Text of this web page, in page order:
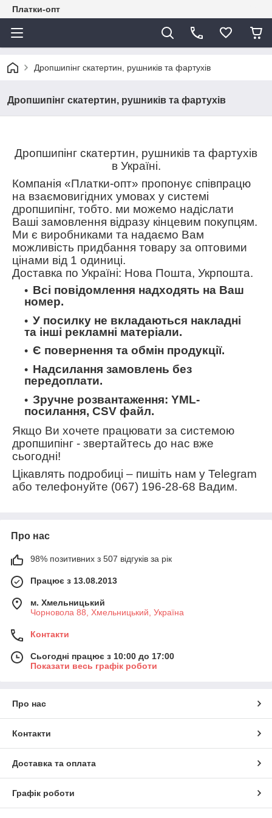
Платки-опт
Дропшипінг скатертин, рушників та фартухів
Дропшипінг скатертин, рушників та фартухів
Дропшипінг скатертин, рушників та фартухів
в Україні.
Компанія «Платки-опт» пропонує співпрацю
на взаємовигідних умовах у системі
дропшипінг, тобто. ми можемо надіслати
Ваші замовлення відразу кінцевим покупцям.
Ми є виробниками та надаємо Вам
можливість придбання товару за оптовими
цінами від 1 одиниці.
Доставка по Україні: Нова Пошта, Укрпошта.
Всі повідомлення надходять на Ваш
номер.
У посилку не вкладаються накладні
та інші рекламні матеріали.
Є повернення та обмін продукції.
Надсилання замовлень без
передоплати.
Зручне розвантаження: YML-
посилання, CSV файл.
Якщо Ви хочете працювати за системою
дропшипінг - звертайтесь до нас вже
сьогодні!
Цікавлять подробиці – пишіть нам у Telegram
або телефонуйте (067) 196-28-68 Вадим.
Про нас
98% позитивних з 507 відгуків за рік
Працює з 13.08.2013
м. Хмельницький
Чорновола 88, Хмельницький, Україна
Контакти
Сьогодні працює з 10:00 до 17:00
Показати весь графік роботи
Про нас
Контакти
Доставка та оплата
Графік роботи